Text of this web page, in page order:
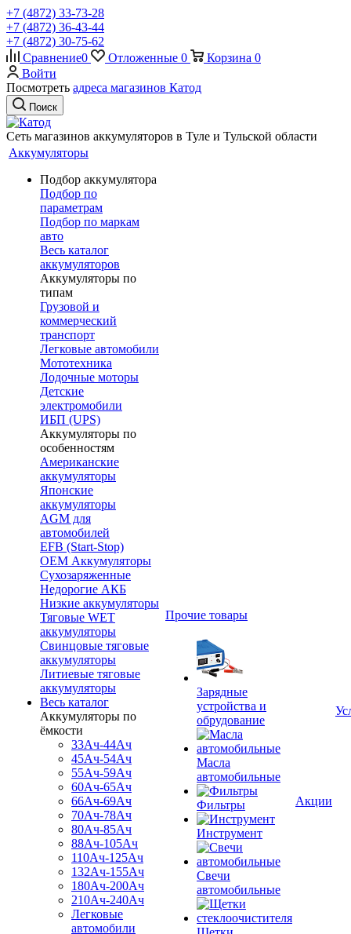
+7 (4872) 33-73-28
+7 (4872) 36-43-44
+7 (4872) 30-75-62
Сравнение0 Отложенные 0 Корзина 0
Войти
Посмотреть адреса магазинов Катод
Поиск
Сеть магазинов аккумуляторов в Туле и Тульской области
Аккумуляторы
Подбор аккумулятора
Подбор по
параметрам
Подбор по маркам
авто
Весь каталог
аккумуляторов
Аккумуляторы по
типам
Грузовой и
коммерческий
транспорт
Легковые автомобили
Мототехника
Лодочные моторы
Детские
электромобили
ИБП (UPS)
Аккумуляторы по
особенностям
Американские
аккумуляторы
Японские
аккумуляторы
AGM для
автомобилей
EFB (Start-Stop)
OEM Аккумуляторы
Сухозаряженные
Недорогие АКБ
Низкие аккумуляторы
Тяговые WET
аккумуляторы
Свинцовые тяговые
аккумуляторы
Литиевые тяговые
аккумуляторы
Весь каталог
Аккумуляторы по
ёмкости
33Ач-44Ач
45Ач-54Ач
55Ач-59Ач
60Ач-65Ач
66Ач-69Ач
70Ач-78Ач
80Ач-85Ач
88Ач-105Ач
110Ач-125Ач
132Ач-155Ач
180Ач-200Ач
210Ач-240Ач
Легковые
автомобили
Прочие товары
Зарядные
устройства и
обрудование
Масла
автомобильные
Фильтры
Инструмент
Свечи
автомобильные
Акции